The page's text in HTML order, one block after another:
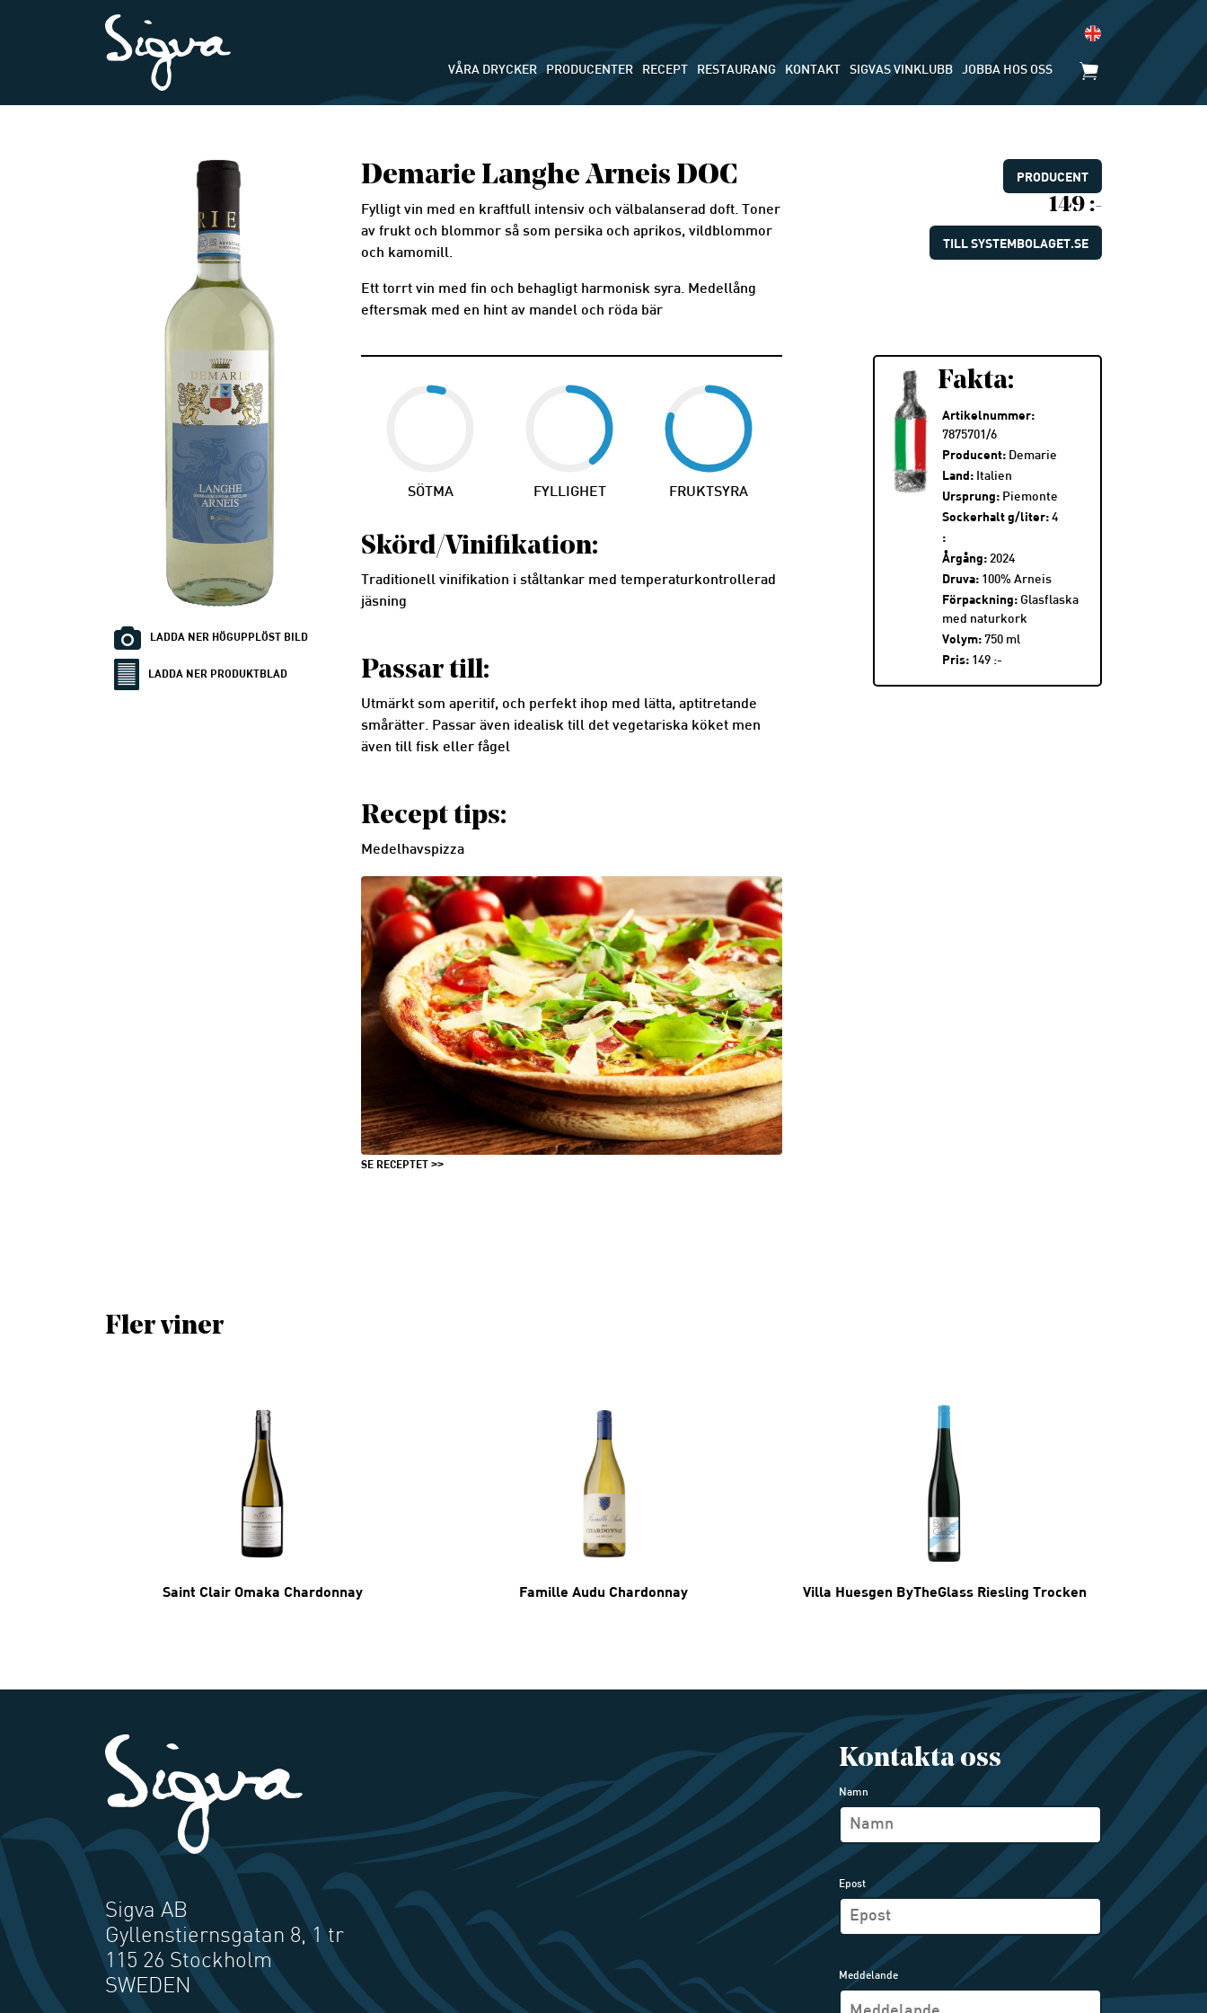
VÅRA DRYCKER PRODUCENTER RECEPT RESTAURANG KONTAKT SIGVAS VINKLUBB JOBBA HOS OSS
Demarie Langhe Arneis DOC
Fylligt vin med en kraftfull intensiv och välbalanserad doft. Toner
av frukt och blommor så som persika och aprikos, vildblommor
och kamomill.
Ett torrt vin med fin och behagligt harmonisk syra. Medellång
eftersmak med en hint av mandel och röda bär
PRODUCENT
149 :-
TILL SYSTEMBOLAGET.SE
SÖTMA FYLLIGHET FRUKTSYRA
Skörd/Vinifikation:
Traditionell vinifikation i ståltankar med temperaturkontrollerad
jäsning
Passar till:
Utmärkt som aperitif, och perfekt ihop med lätta, aptitretande
smårätter. Passar även idealisk till det vegetariska köket men
även till fisk eller fågel
Recept tips:
Medelhavspizza
SE RECEPTET
Fakta:
Artikelnummer:
7875701/6
Producent:Demarie
Land:Italien
Ursprung:Piemonte
Sockerhalt g/liter:4
:
Årgång:2024
Druva:100% Arneis
Förpackning:Glasflaska
med naturkork
Volym:750 ml
Pris:149 :-
LADDA NER HÖGUPPLÖST BILD
LADDA NER PRODUKTBLAD
Fler viner
Saint Clair Omaka Chardonnay Famille Audu Chardonnay Villa Huesgen ByTheGlass Riesling Trocken
Sigva AB
Gyllenstiernsgatan 8, 1 tr
115 26 Stockholm
SWEDEN
Kontakta oss
Namn
Epost
Meddelande